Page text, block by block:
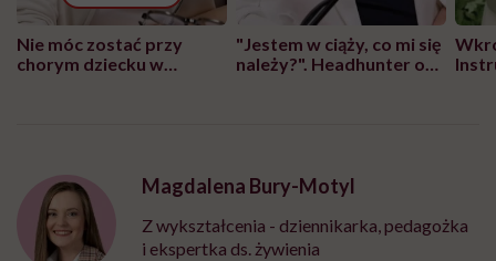
Nie móc zostać przy
chorym dziecku w
"Jestem w ciąży, co mi się
należy?". Headhunter o
Magdalena Bury-Motyl
Z wykształcenia - dziennikarka, pedagożka
i ekspertka ds. żywienia